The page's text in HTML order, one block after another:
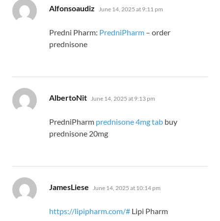
Alfonsoaudiz says:
June 14, 2025 at 9:11 pm
Predni Pharm: PredniPharm – order
prednisone
AlbertoNit says:
June 14, 2025 at 9:13 pm
PredniPharm prednisone 4mg tab buy
prednisone 20mg
JamesLiese says:
June 14, 2025 at 10:14 pm
https://lipipharm.com/# Lipi Pharm